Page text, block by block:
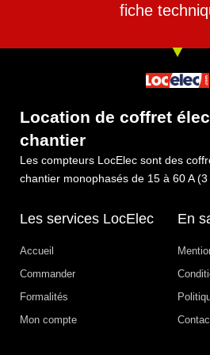
fiche
Location de coffret
chantier
Les compteurs LocElec sont des
chantier monophasés de 15 à 60 A (3
Les services LocElec
Accueil
Commander
Formalités
Mon compte
En